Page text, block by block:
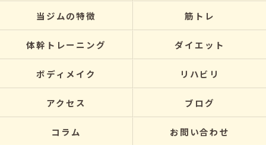
当ジムの特徴 筋トレ
体幹トレーニング ダイエット
ボディメイク リハビリ
アクセス ブログ
コラム お問い合わせ